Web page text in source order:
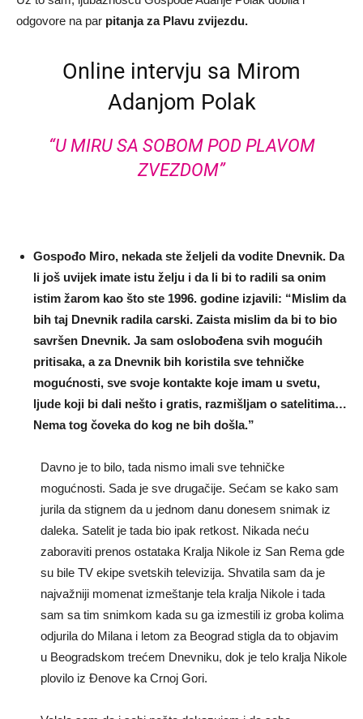
odgovore na par pitanja za Plavu zvijezdu.
Online intervju sa Mirom
Adanjom Polak
“U MIRU SA SOBOM POD PLAVOM
ZVEZDOM”
Gospođo Miro, nekada ste željeli da vodite Dnevnik. Da
li još uvijek imate istu želju i da li bi to radili sa onim
istim žarom kao što ste 1996. godine izjavili: “Mislim da
bih taj Dnevnik radila carski. Zaista mislim da bi to bio
savršen Dnevnik. Ja sam oslobođena svih mogućih
pritisaka, a za Dnevnik bih koristila sve tehničke
mogućnosti, sve svoje kontakte koje imam u svetu,
ljude koji bi dali nešto i gratis, razmišljam o satelitima…
Nema tog čoveka do kog ne bih došla.”
Davno je to bilo, tada nismo imali sve tehničke
mogućnosti. Sada je sve drugačije. Sećam se kako sam
jurila da stignem da u jednom danu donesem snimak iz
daleka. Satelit je tada bio ipak retkost. Nikada neću
zaboraviti prenos ostataka Kralja Nikole iz San Rema gde
su bile TV ekipe svetskih televizija. Shvatila sam da je
najvažniji momenat izmeštanje tela kralja Nikole i tada
sam sa tim snimkom kada su ga izmestili iz groba kolima
odjurila do Milana i letom za Beograd stigla da to objavim
u Beogradskom trećem Dnevniku, dok je telo kralja Nikole
plovilo iz Đenove ka Crnoj Gori.